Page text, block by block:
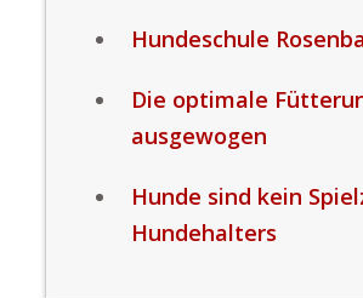
Hundeschule
Die optimale
ausgewogen
Hunde sind kein
Hundehalters